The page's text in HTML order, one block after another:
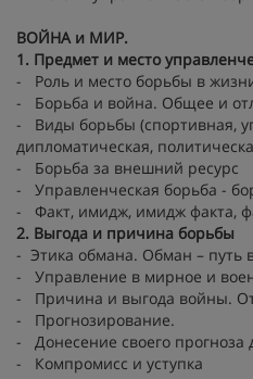
ВОЙНА и МИР.
1. Предмет и место
- Роль и место борьбы в
- Борьба и война. Общее и
- Виды борьбы (спортивная,
дипломатическая,
- Борьба за внешний ресурс
- Управленческая борьба -
- Факт, имидж, имидж факта,
2. Выгода и причина борьбы
- Этика обмана. Обман – путь
- Управление в мирное и
- Причина и выгода войны.
- Прогнозирование.
- Донесение своего прогноза
- Компромисс и уступка